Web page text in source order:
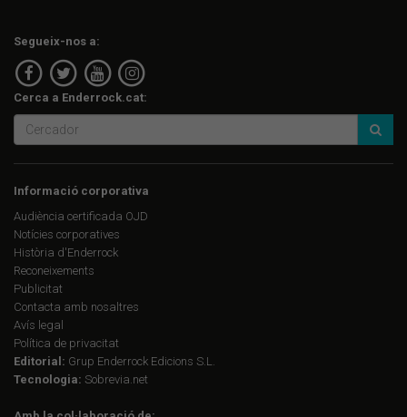
Segueix-nos a:
Cerca a Enderrock.cat:
Informació corporativa
Audiència certificada OJD
Notícies corporatives
Història d'Enderrock
Reconeixements
Publicitat
Contacta amb nosaltres
Avís legal
Política de privacitat
Editorial: Grup Enderrock Edicions S.L.
Tecnologia: Sobrevia.net